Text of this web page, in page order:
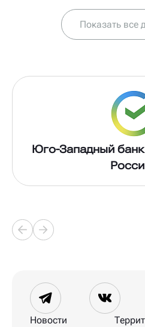
Показать все
Юго-Западный
Новости